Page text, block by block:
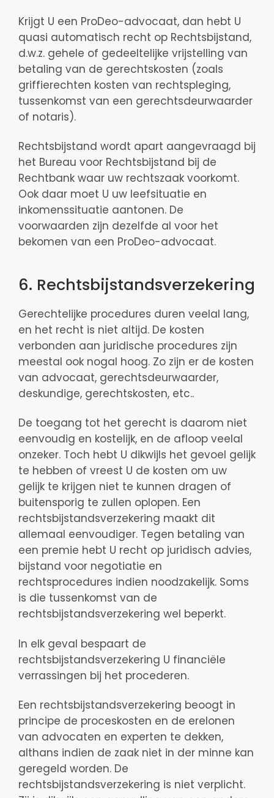
Krijgt U een ProDeo-advocaat, dan hebt U
quasi automatisch recht op Rechtsbijstand,
d.w.z. gehele of gedeeltelijke vrijstelling van
betaling van de gerechtskosten (zoals
griffierechten kosten van rechtspleging,
tussenkomst van een gerechtsdeurwaarder
of notaris).
Rechtsbijstand wordt apart aangevraagd bij
het Bureau voor Rechtsbijstand bij de
Rechtbank waar uw rechtszaak voorkomt.
Ook daar moet U uw leefsituatie en
inkomenssituatie aantonen. De
voorwaarden zijn dezelfde al voor het
bekomen van een ProDeo-advocaat.
6. Rechtsbijstandsverzekering
Gerechtelijke procedures duren veelal lang,
en het recht is niet altijd. De kosten
verbonden aan juridische procedures zijn
meestal ook nogal hoog. Zo zijn er de kosten
van advocaat, gerechtsdeurwaarder,
deskundige, gerechtskosten, etc..
De toegang tot het gerecht is daarom niet
eenvoudig en kostelijk, en de afloop veelal
onzeker. Toch hebt U dikwijls het gevoel gelijk
te hebben of vreest U de kosten om uw
gelijk te krijgen niet te kunnen dragen of
buitensporig te zullen oplopen. Een
rechtsbijstandsverzekering maakt dit
allemaal eenvoudiger. Tegen betaling van
een premie hebt U recht op juridisch advies,
bijstand voor negotiatie en
rechtsprocedures indien noodzakelijk. Soms
is die tussenkomst van de
rechtsbijstandsverzekering wel beperkt.
In elk geval bespaart de
rechtsbijstandsverzekering U financiële
verrassingen bij het procederen.
Een rechtsbijstandsverzekering beoogt in
principe de proceskosten en de erelonen
van advocaten en experten te dekken,
althans indien de zaak niet in der minne kan
geregeld worden. De
rechtsbijstandsverzekering is niet verplicht.